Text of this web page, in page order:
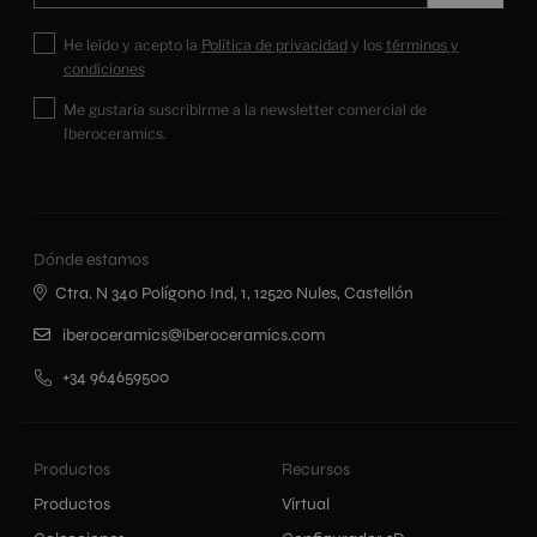
He leído y acepto la Política de privacidady los términos y
condiciones
Me gustaría suscribirme a la newsletter comercial de
Iberoceramics.
Productos
Productos
Recursos
Virtual
Dónde estamos
Ctra. N 340 Polígono Ind, 1, 12520 Nules, Castellón
iberoceramics@iberoceramics.com
+34 964659500